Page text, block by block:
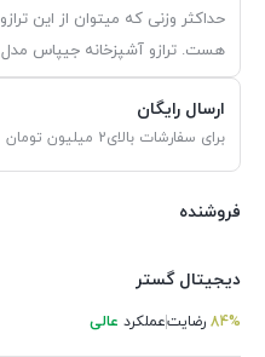
هست. ترازو آشپزخانه جیپاس مدل GKS4203N
ارسال رایگان
برای سفارشات بالای2 میلیون تومان
فروشنده
دیجیتال گستر
84% رضایتعملکرد عالی